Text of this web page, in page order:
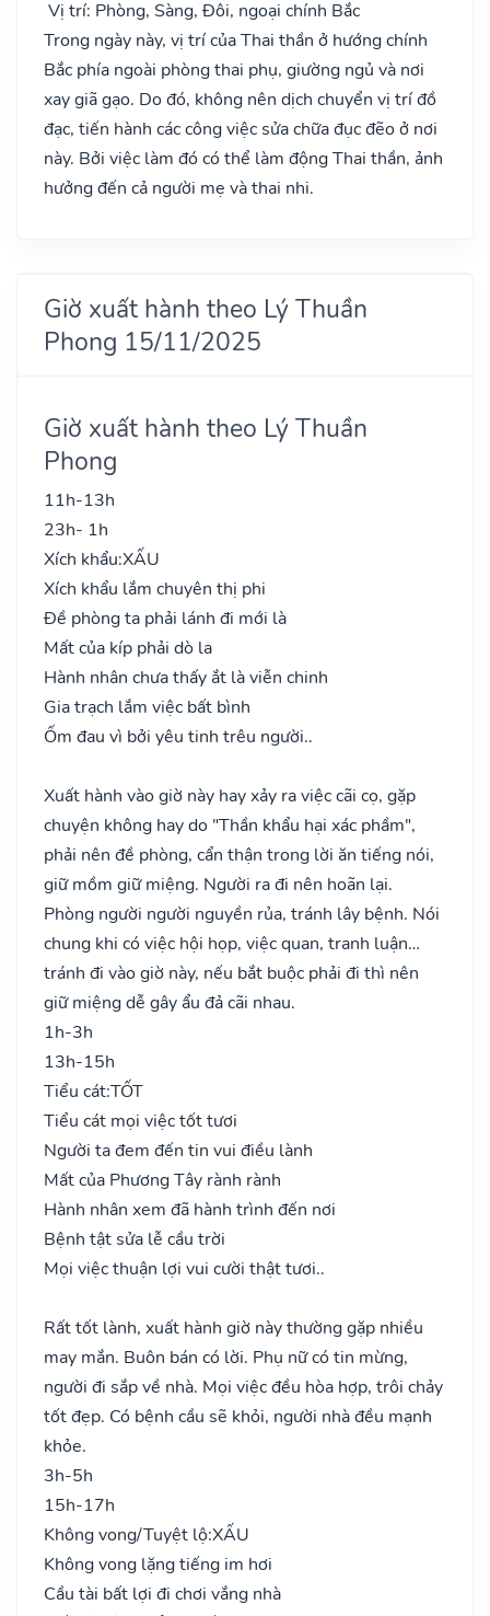
Vị trí: Phòng, Sàng, Đôi, ngoại chính Bắc
Trong ngày này, vị trí của Thai thần ở hướng chính
Bắc phía ngoài phòng thai phụ, giường ngủ và nơi
xay giã gạo. Do đó, không nên dịch chuyển vị trí đồ
đạc, tiến hành các công việc sửa chữa đục đẽo ở nơi
này. Bởi việc làm đó có thể làm động Thai thần, ảnh
hưởng đến cả người mẹ và thai nhi.
Giờ xuất hành theo Lý Thuần
Phong 15/11/2025
Giờ xuất hành theo Lý Thuần
Phong
11h-13h
23h- 1h
Xích khẩu:XẤU
Xích khẩu lắm chuyên thị phi
Đề phòng ta phải lánh đi mới là
Mất của kíp phải dò la
Hành nhân chưa thấy ắt là viễn chinh
Gia trạch lắm việc bất bình
Ốm đau vì bởi yêu tinh trêu người..
Xuất hành vào giờ này hay xảy ra việc cãi cọ, gặp
chuyện không hay do "Thần khẩu hại xác phầm",
phải nên đề phòng, cẩn thận trong lời ăn tiếng nói,
giữ mồm giữ miệng. Người ra đi nên hoãn lại.
Phòng người người nguyền rủa, tránh lây bệnh. Nói
chung khi có việc hội họp, việc quan, tranh luận…
tránh đi vào giờ này, nếu bắt buộc phải đi thì nên
giữ miệng dễ gây ẩu đả cãi nhau.
1h-3h
13h-15h
Tiểu cát:TỐT
Tiểu cát mọi việc tốt tươi
Người ta đem đến tin vui điều lành
Mất của Phương Tây rành rành
Hành nhân xem đã hành trình đến nơi
Bệnh tật sửa lễ cầu trời
Mọi việc thuận lợi vui cười thật tươi..
Rất tốt lành, xuất hành giờ này thường gặp nhiều
may mắn. Buôn bán có lời. Phụ nữ có tin mừng,
người đi sắp về nhà. Mọi việc đều hòa hợp, trôi chảy
tốt đẹp. Có bệnh cầu sẽ khỏi, người nhà đều mạnh
khỏe.
3h-5h
15h-17h
Không vong/Tuyệt lộ:XẤU
Không vong lặng tiếng im hơi
Cầu tài bất lợi đi chơi vắng nhà